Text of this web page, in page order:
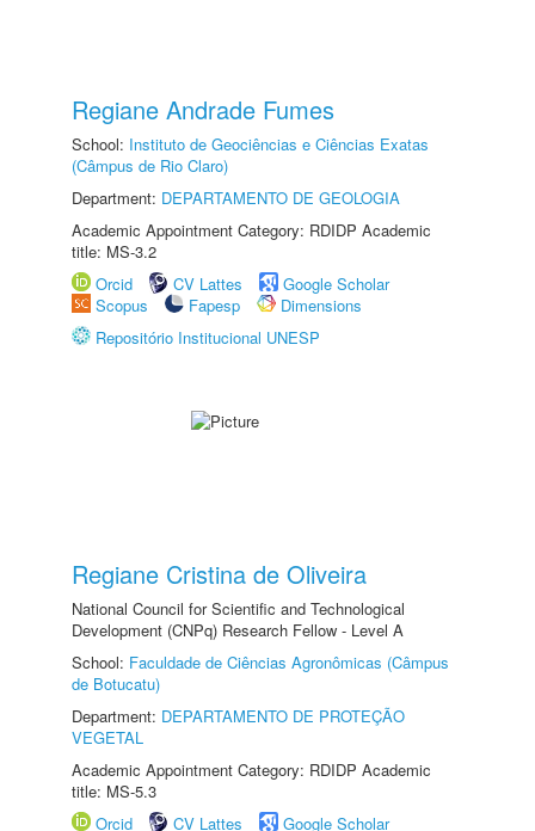
Regiane Andrade Fumes
School: Instituto de Geociências e Ciências Exatas
(Câmpus de Rio Claro)
Department: DEPARTAMENTO DE GEOLOGIA
Academic Appointment Category: RDIDP Academic
title: MS-3.2
Orcid
CV Lattes
Google Scholar
Scopus
Fapesp
Dimensions
Repositório Institucional UNESP
Regiane Cristina de Oliveira
National Council for Scientific and Technological
Development (CNPq) Research Fellow - Level A
School: Faculdade de Ciências Agronômicas (Câmpus
de Botucatu)
Department: DEPARTAMENTO DE PROTEÇÃO
VEGETAL
Academic Appointment Category: RDIDP Academic
title: MS-5.3
Orcid
CV Lattes Google Scholar